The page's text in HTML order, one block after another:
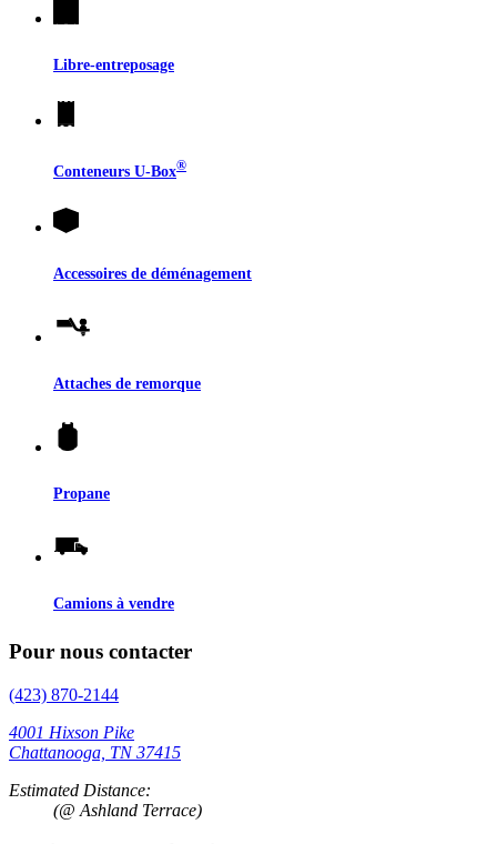
Libre-entreposage
Conteneurs U-Box®
Accessoires de déménagement
Attaches de remorque
Propane
Camions à vendre
Pour nous contacter
(423) 870-2144
4001 Hixson Pike
Chattanooga, TN 37415
Estimated Distance:
(@ Ashland Terrace)